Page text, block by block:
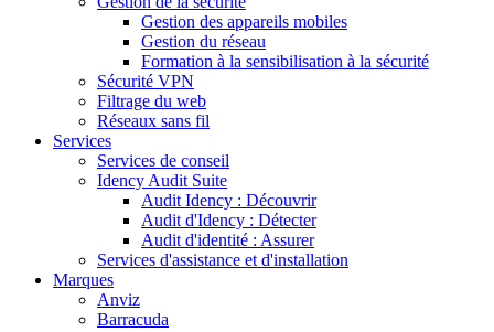
Gestion des appareils mobiles
Gestion du réseau
Formation à la sensibilisation à la sécurité
Sécurité VPN
Filtrage du web
Réseaux sans fil
Services
Services de conseil
Idency Audit Suite
Audit Idency : Découvrir
Audit d'Idency : Détecter
Audit d'identité : Assurer
Services d'assistance et d'installation
Marques
Anviz
Barracuda